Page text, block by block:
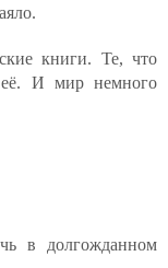
книги. Те, что
её. И мир немного
в долгожданном